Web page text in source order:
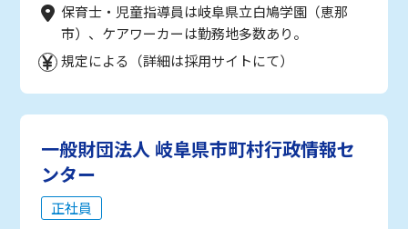
保育士・児童指導員は岐阜県立白鳩学園（恵那
市）、ケアワーカーは勤務地多数あり。
規定による（詳細は採用サイトにて）
一般財団法人 岐阜県市町村行政情報セ
ンター
正社員